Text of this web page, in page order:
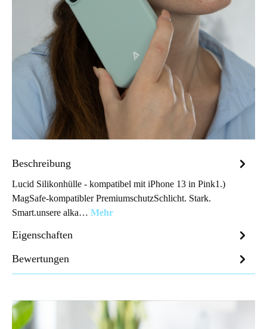
Beschreibung
Lucid Silikonhülle - kompatibel mit iPhone 13 in Pink1.)
MagSafe-kompatibler PremiumschutzSchlicht. Stark.
Smart.unsere alka… Mehr
Eigenschaften
Bewertungen